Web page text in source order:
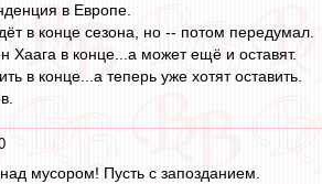
в Европе.
в конце сезона, но -- потом передумал.
Хаага в конце...а может ещё и оставят.
в конце...а теперь уже хотят оставить.
мусором! Пусть с запозданием.